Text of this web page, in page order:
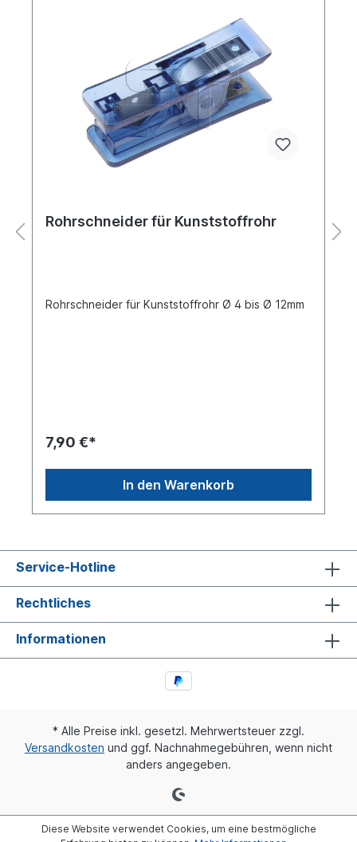
Rohrschneider für Kunststoffrohr
Rohrschneider für Kunststoffrohr Ø 4 bis Ø 12mm
7,90 €*
In den Warenkorb
Service-Hotline
Rechtliches
Informationen
* Alle Preise inkl. gesetzl. Mehrwertsteuer zzgl.
Versandkosten und ggf. Nachnahmegebühren, wenn nicht
anders angegeben.
Diese Website verwendet Cookies, um eine bestmögliche